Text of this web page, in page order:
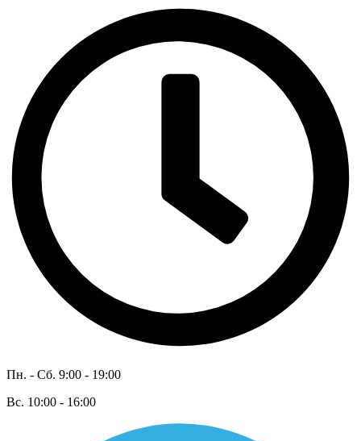
Пн. - Сб. 9:00 - 19:00
Вс. 10:00 - 16:00